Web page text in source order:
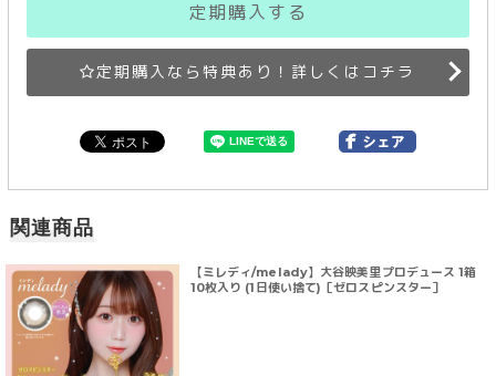
定期購入する
定期購入なら特典あり！詳しくはコチラ
関連商品
【ミレディ/melady】大谷映美里プロデュース 1箱
10枚入り (1日使い捨て)［ゼロスピンスター］